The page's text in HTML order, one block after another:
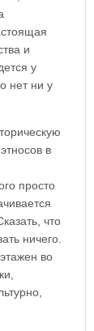
и
у
нет ни у
в
просто
что
ничего.
во